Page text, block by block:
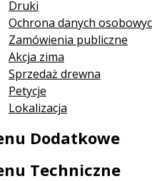
Druki
Ochrona danych
Zamówienia publiczne
Akcja zima
Sprzedaż drewna
Petycje
Lokalizacja
Dodatkowe
Techniczne